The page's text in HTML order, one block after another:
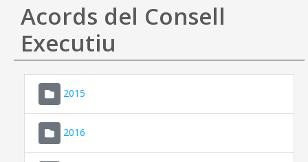
Ajuda
Acords del Consell
Executiu
2015
2016